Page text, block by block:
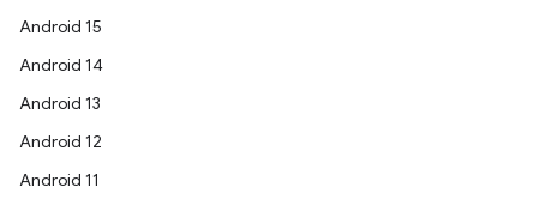
Android 15
Android 14
Android 13
Android 12
Android 11